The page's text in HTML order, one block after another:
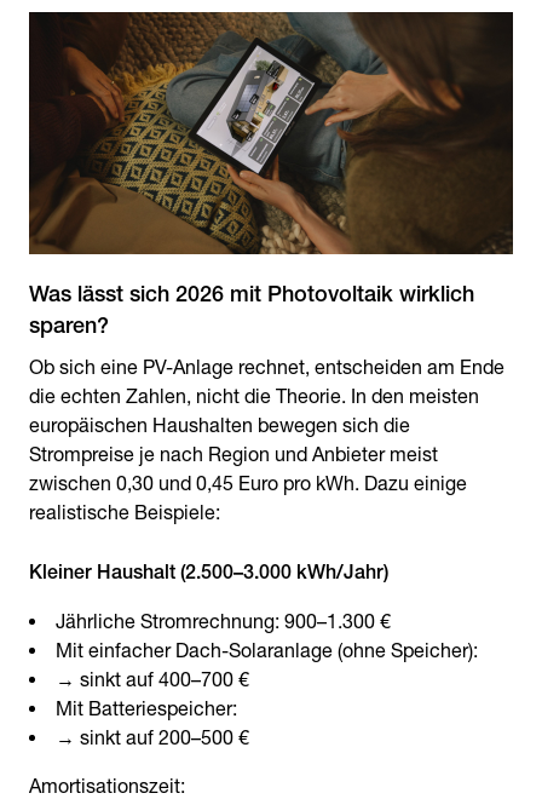
Was lässt sich 2026 mit Photovoltaik wirklich
Ob sich eine PV-Anlage rechnet, entscheiden am Ende
die echten Zahlen, nicht die Theorie. In den meisten
europäischen Haushalten bewegen sich die
Strompreise je nach Region und Anbieter meist
zwischen 0,30 und 0,45 Euro pro kWh. Dazu einige
realistische Beispiele:
Kleiner Haushalt (2.500–3.000 kWh/Jahr)
Jährliche Stromrechnung: 900–1.300 €
Mit einfacher Dach-Solaranlage (ohne Speicher):
→ sinkt auf 400–700 €
Mit Batteriespeicher:
→ sinkt auf 200–500 €
Amortisationszeit: